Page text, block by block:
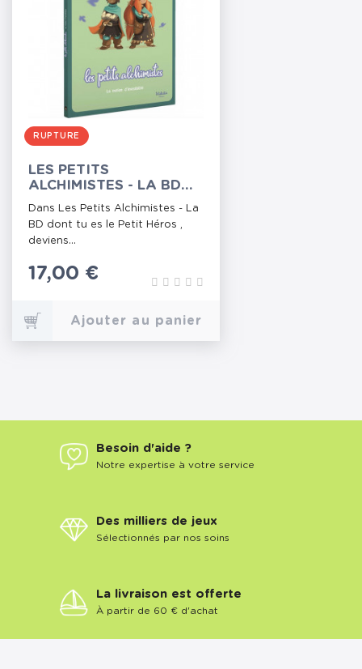
RUPTURE
LES PETITS
ALCHIMISTES - LA BD
DONT TU ES LE PETIT
HÉROS
Dans Les Petits Alchimistes - La
BD dont tu es le Petit Héros ,
deviens...
Prix
17,00 €
Ajouter au panier
Besoin d'aide ?
Notre expertise à votre service
Des milliers de jeux
Sélectionnés par nos soins
La livraison est offerte
À partir de 60 € d'achat